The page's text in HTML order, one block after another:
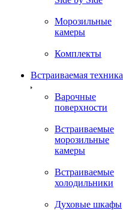
Морозильные
камеры
Комплекты
Встраиваемая техника
Варочные
поверхности
Встраиваемые
морозильные
камеры
Встраиваемые
холодильники
Духовые шкафы